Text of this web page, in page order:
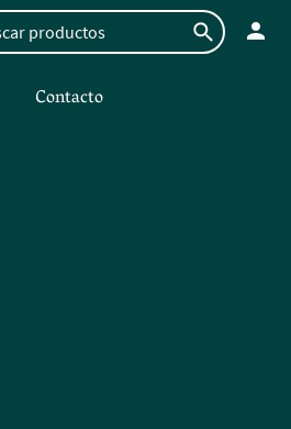
Contacto